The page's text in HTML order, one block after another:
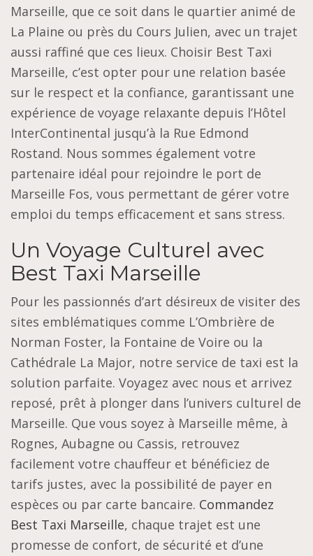
Marseille, que ce soit dans le quartier animé de
La Plaine ou près du Cours Julien, avec un trajet
aussi raffiné que ces lieux. Choisir Best Taxi
Marseille, c’est opter pour une relation basée
sur le respect et la confiance, garantissant une
expérience de voyage relaxante depuis l’Hôtel
InterContinental jusqu’à la Rue Edmond
Rostand. Nous sommes également votre
partenaire idéal pour rejoindre le port de
Marseille Fos, vous permettant de gérer votre
emploi du temps efficacement et sans stress.
Un Voyage Culturel avec
Best Taxi Marseille
Pour les passionnés d’art désireux de visiter des
sites emblématiques comme L’Ombrière de
Norman Foster, la Fontaine de Voire ou la
Cathédrale La Major, notre service de taxi est la
solution parfaite. Voyagez avec nous et arrivez
reposé, prêt à plonger dans l’univers culturel de
Marseille. Que vous soyez à Marseille même, à
Rognes, Aubagne ou Cassis, retrouvez
facilement votre chauffeur et bénéficiez de
tarifs justes, avec la possibilité de payer en
espèces ou par carte bancaire. Commandez
Best Taxi Marseille, chaque trajet est une
promesse de confort, de sécurité et d’une